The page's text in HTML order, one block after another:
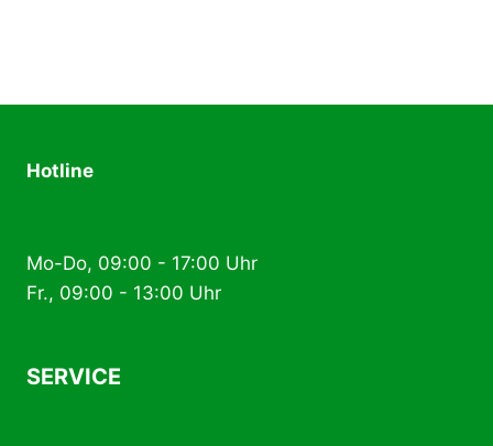
Hotline
Mo-Do, 09:00 - 17:00 Uhr
Fr., 09:00 - 13:00 Uhr
SERVICE